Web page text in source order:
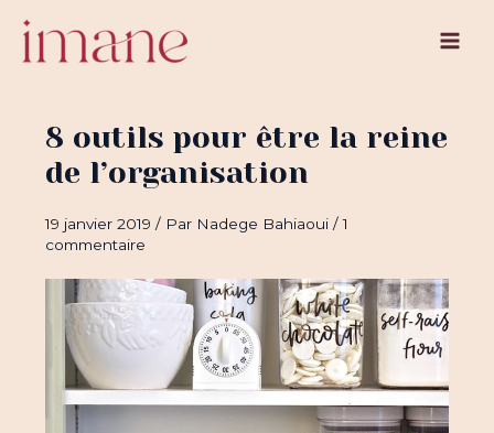
contenu
Main
8 outils pour être la reine
de l’organisation
19 janvier 2019/ Par Nadege Bahiaoui/1
commentaire